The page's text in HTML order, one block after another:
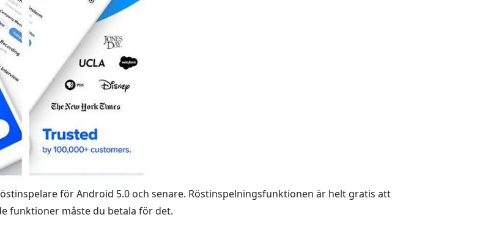
för Android 5.0 och senare. Röstinspelningsfunktionen är helt gratis att
funktioner måste du betala för det.